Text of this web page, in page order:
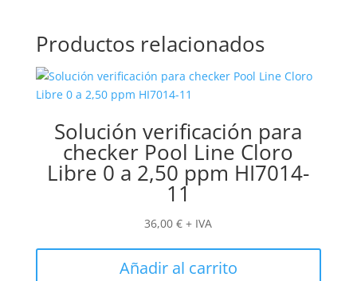
Productos relacionados
Solución verificación para
checker Pool Line Cloro
Libre 0 a 2,50 ppm HI7014-
11
36,00€ + IVA
Añadir al carrito